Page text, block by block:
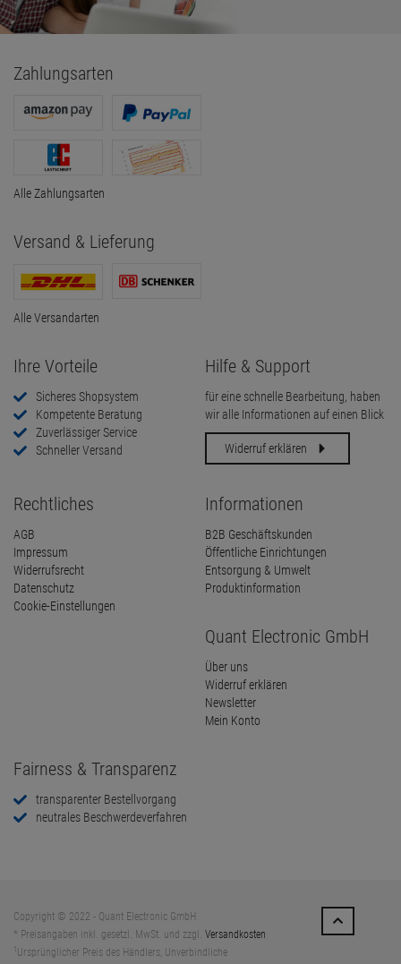
Zahlungsarten
Alle Zahlungsarten
Versand & Lieferung
Alle Versandarten
Ihre Vorteile
Sicheres Shopsystem
Kompetente Beratung
Zuverlässiger Service
Schneller Versand
Hilfe & Support
für eine schnelle Bearbeitung, haben
wir alle Informationen auf einen Blick
Widerruf erklären
Rechtliches
AGB
Impressum
Widerrufsrecht
Datenschutz
Cookie-Einstellungen
Informationen
B2B Geschäftskunden
Öffentliche Einrichtungen
Entsorgung & Umwelt
Produktinformation
Quant Electronic GmbH
Über uns
Widerruf erklären
Newsletter
Mein Konto
Fairness & Transparenz
transparenter Bestellvorgang
neutrales Beschwerdeverfahren
Copyright © 2022 - Quant Electronic GmbH
* Preisangaben inkl. gesetzl. MwSt. und zzgl. Versandkosten
Ursprünglicher Preis des Händlers, Unverbindliche